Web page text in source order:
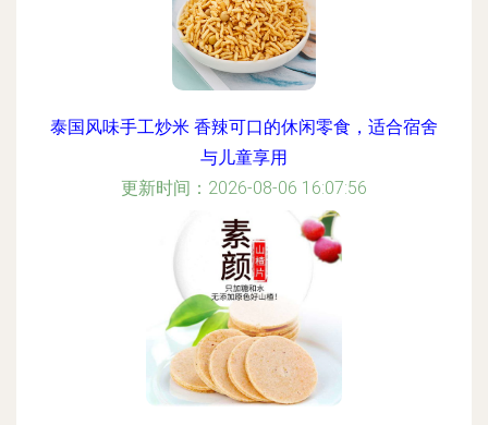
泰国风味手工炒米 香辣可口的休闲零食，适合宿舍
与儿童享用
更新时间：2026-08-06 16:07:56